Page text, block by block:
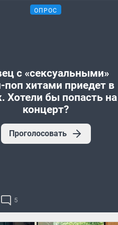
ОПРОС
с «сексуальными»
поп хитами приедет в
Хотели бы попасть на
концерт?
Проголосовать
5